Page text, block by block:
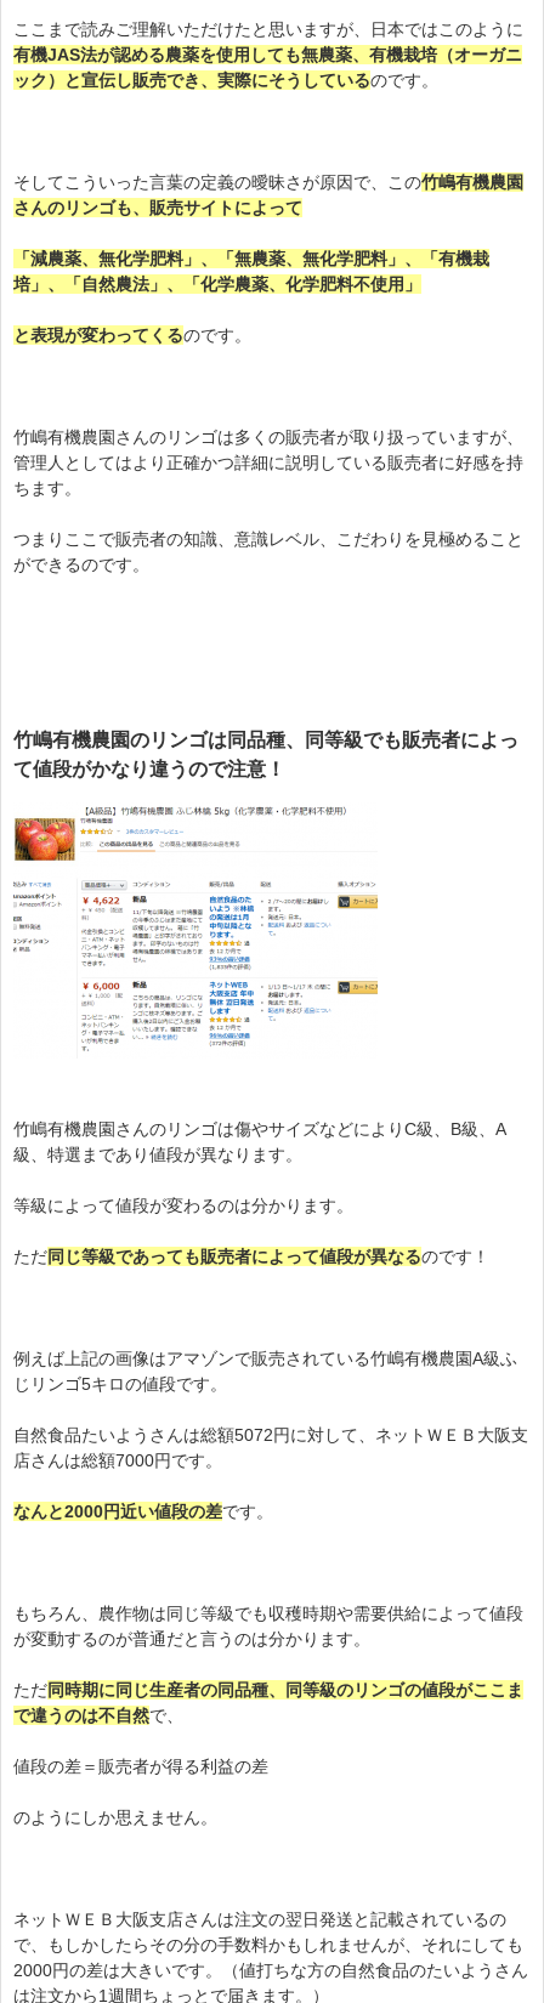
ここまで読みご理解いただけたと思いますが、日本ではこのように
有機JAS法が認める農薬を使用しても無農薬、有機栽培（オーガニ
ック）と宣伝し販売でき、実際にそうしているのです。
そしてこういった言葉の定義の曖昧さが原因で、この竹嶋有機農園
さんのリンゴも、販売サイトによって
「減農薬、無化学肥料」、「無農薬、無化学肥料」、「有機栽
培」、「自然農法」、「化学農薬、化学肥料不使用」
と表現が変わってくるのです。
竹嶋有機農園さんのリンゴは多くの販売者が取り扱っていますが、
管理人としてはより正確かつ詳細に説明している販売者に好感を持
ちます。
つまりここで販売者の知識、意識レベル、こだわりを見極めること
ができるのです。
竹嶋有機農園のリンゴは同品種、同等級でも販売者によっ
て値段がかなり違うので注意！
竹嶋有機農園さんのリンゴは傷やサイズなどによりC級、B級、A
級、特選まであり値段が異なります。
等級によって値段が変わるのは分かります。
ただ同じ等級であっても販売者によって値段が異なるのです！
例えば上記の画像はアマゾンで販売されている竹嶋有機農園A級ふ
じリンゴ5キロの値段です。
自然食品たいようさんは総額5072円に対して、ネットＷＥＢ大阪支
店さんは総額7000円です。
なんと2000円近い値段の差です。
もちろん、農作物は同じ等級でも収穫時期や需要供給によって値段
が変動するのが普通だと言うのは分かります。
ただ同時期に同じ生産者の同品種、同等級のリンゴの値段がここま
で違うのは不自然で、
値段の差＝販売者が得る利益の差
のようにしか思えません。
ネットＷＥＢ大阪支店さんは注文の翌日発送と記載されているの
で、もしかしたらその分の手数料かもしれませんが、それにしても
2000円の差は大きいです。（値打ちな方の自然食品のたいようさん
は注文から1週間ちょっとで届きます。）